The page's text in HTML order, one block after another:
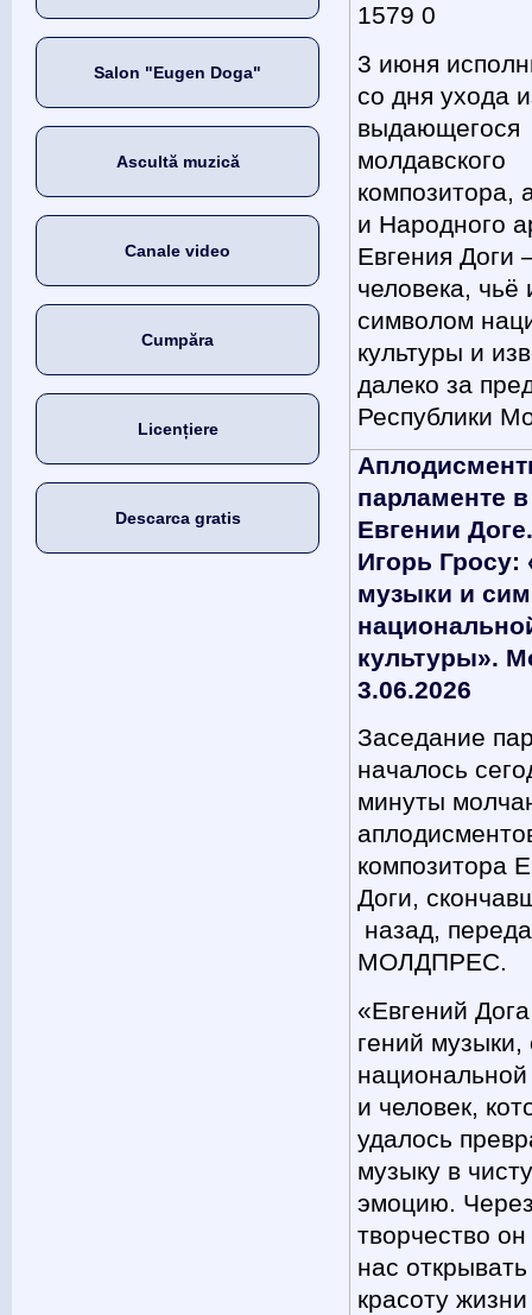
Salon "Eugen Doga"
Ascultă muzică
Canale video
Cumpăra
Licențiere
Descarca gratis
1579 0
3 июня
со дня ухода
выдающегося
молдавского
композитора,
и Народного
Евгения Доги
человека, чьё
символом
культуры и
далеко за
Республики
парламенте
Евгении
Игорь Гросу:
музыки и
культуры».
3.06.2026
Заседание
началось
минуты
композитора
Доги,
назад,
МОЛДПРЕС.
«Евгений
гений музыки,
национальной
и человек,
удалось
музыку в
эмоцию.
творчество
нас
красоту